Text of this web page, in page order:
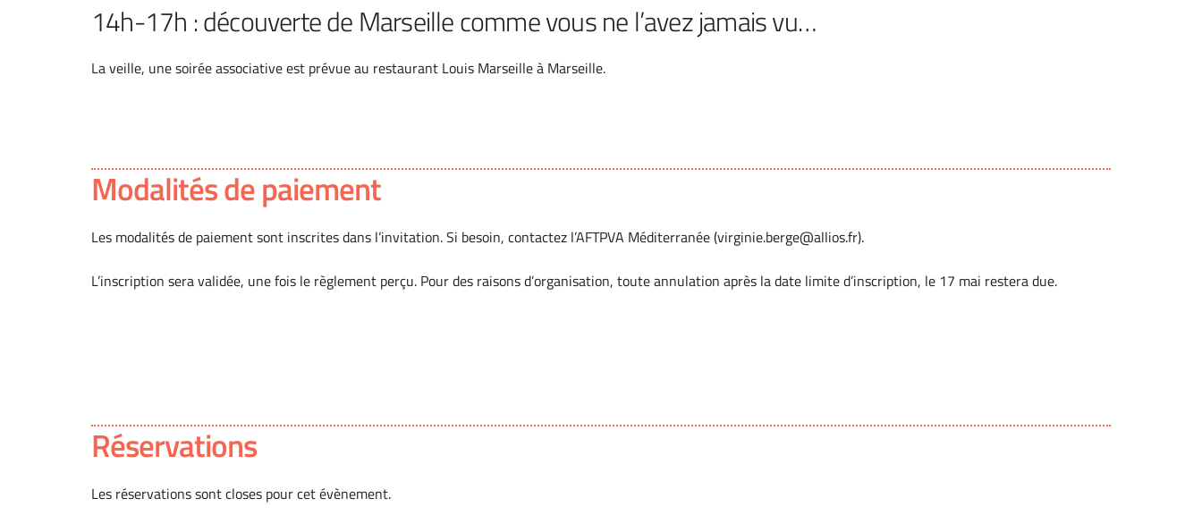
14h-17h : découverte de Marseille comme vous ne l’avez jamais vu…
La veille, une soirée associative est prévue au restaurant Louis Marseille à Marseille.
Modalités de paiement
Les modalités de paiement sont inscrites dans l’invitation. Si besoin, contactez l’AFTPVA Méditerranée (virginie.berge@allios.fr).
L’inscription sera validée, une fois le règlement perçu. Pour des raisons d’organisation, toute annulation après la date limite d’inscription, le 17 mai restera due.
Réservations
Les réservations sont closes pour cet évènement.